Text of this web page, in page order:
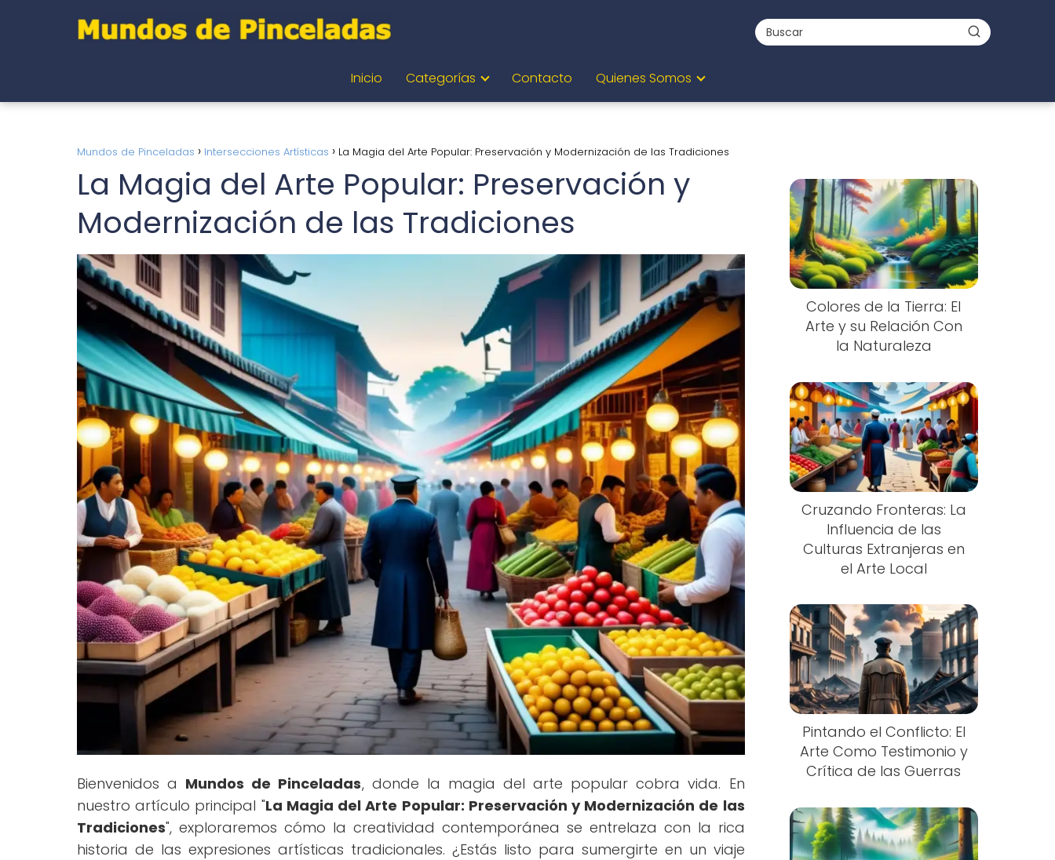
Inicio Categorías Contacto Quienes Somos
Mundos de Pinceladas Intersecciones Artísticas La Magia del Arte Popular: Preservación y Modernización de las Tradiciones
La Magia del Arte Popular: Preservación y
Modernización de las Tradiciones
Bienvenidos a Mundos de Pinceladas, donde la magia del arte popular cobra vida. En
nuestro artículo principal "La Magia del Arte Popular: Preservación y Modernización de las
Tradiciones", exploraremos cómo la creatividad contemporánea se entrelaza con la rica
historia de las expresiones artísticas tradicionales. ¿Estás listo para sumergirte en un viaje
Nuevo
Colores de la Tierra: El
Arte y su Relación Con
la Naturaleza
Cruzando Fronteras: La
Influencia de las
Culturas Extranjeras en
el Arte Local
Pintando el Conflicto: El
Arte Como Testimonio y
Crítica de las Guerras